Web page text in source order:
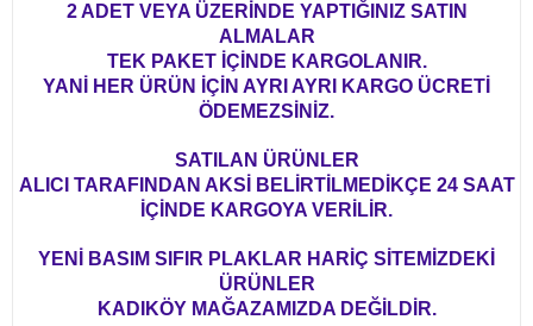
2 ADET VEYA ÜZERİNDE YAPTIĞINIZ SATIN
ALMALAR
TEK PAKET İÇİNDE KARGOLANIR.
YANİ HER ÜRÜN İÇİN AYRI AYRI KARGO ÜCRETİ
ÖDEMEZSİNİZ.
SATILAN ÜRÜNLER
ALICI TARAFINDAN AKSİ BELİRTİLMEDİKÇE 24 SAAT
İÇİNDE KARGOYA VERİLİR.
YENİ BASIM SIFIR PLAKLAR HARİÇ SİTEMİZDEKİ
ÜRÜNLER
KADIKÖY MAĞAZAMIZDA DEĞİLDİR.